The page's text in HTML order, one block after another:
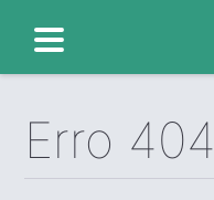
Erro 404